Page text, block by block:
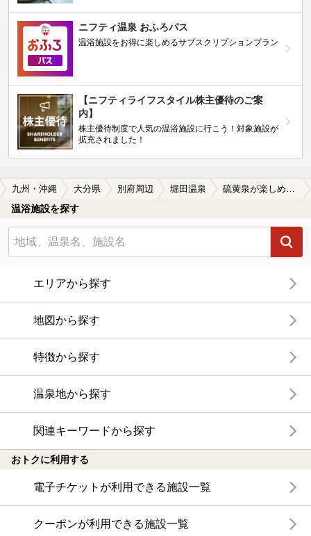
ニフティ温泉 おふろパス
温浴施設をお得に楽しめるサブスクリプションプラン
【ニフティライフスタイル株主優待のご案
内】
株主優待制度で人気の温浴施設に行こう！対象施設が
拡充されました！
九州・沖縄 大分県 別府周辺 堀田温泉
温浴施設を探す
エリアから探す
地図から探す
特徴から探す
温泉地から探す
関連キーワードから探す
おトクに利用する
電子チケットが利用できる施設一覧
クーポンが利用できる施設一覧